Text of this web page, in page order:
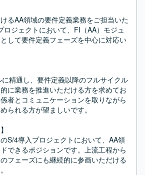
るAA領域の要件定義業務をご担当いた
ロジェクトにおいて、FI（AA）モジュ
して要件定義フェーズを中心に対応い
精通し、要件定義以降のフルサイクル
に業務を推進いただける方を求めてお
者とコミュニケーションを取りながら
られる方が望ましいです。
S/4導入プロジェクトにおいて、AA領
できるポジションです。上流工程から
フェーズにも継続的に参画いただける